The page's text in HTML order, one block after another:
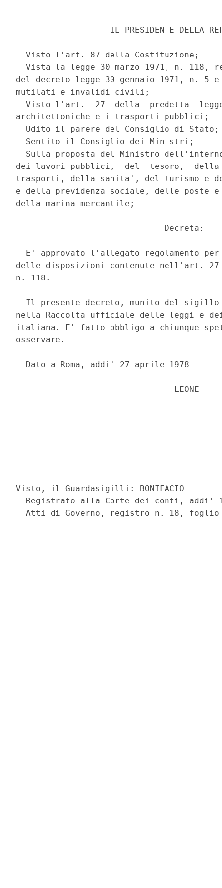
IL PRESIDENTE DELLA
  Visto l'art. 87 della Costituzione;
Vista la legge 30 marzo 1971, n. 118,
del decreto-legge 30 gennaio 1971, n. 5
mutilati e invalidi civili;
Visto l'art.  27  della  predetta
architettoniche e i trasporti pubblici;
Udito il parere del Consiglio di
  Sentito il Consiglio dei Ministri;
Sulla proposta del Ministro
dei lavori pubblici,  del  tesoro,
trasporti, della sanita', del turismo e
e della previdenza sociale, delle poste
della marina mercantile;
                              Decreta:
E' approvato l'allegato regolamento
delle disposizioni contenute nell'art. 27
n. 118.
Il presente decreto, munito del
nella Raccolta ufficiale delle leggi e
italiana. E' fatto obbligo a chiunque
osservare.
  Dato a Roma, addi' 27 aprile 1978
                                LEONE
Visto, il Guardasigilli: BONIFACIO
Registrato alla Corte dei conti, addi'